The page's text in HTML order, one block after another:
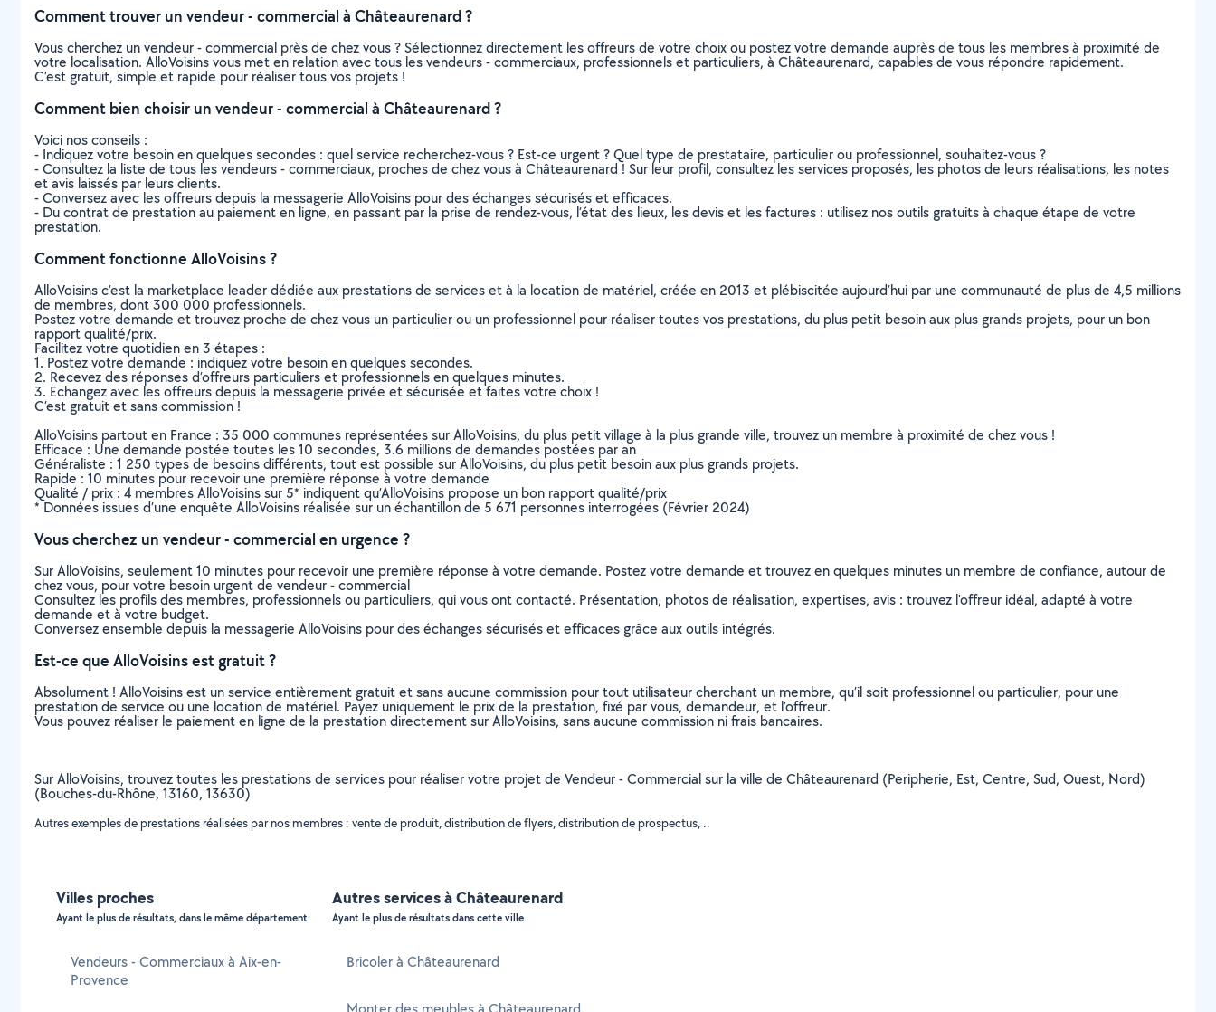
Comment trouver un vendeur - commercial à Châteaurenard ?
Vous cherchez un vendeur - commercial près de chez vous ? Sélectionnez directement les offreurs de votre choix ou postez votre demande auprès de tous les membres à proximité de
votre localisation. AlloVoisins vous met en relation avec tous les vendeurs - commerciaux, professionnels et particuliers, à Châteaurenard, capables de vous répondre rapidement.
C’est gratuit, simple et rapide pour réaliser tous vos projets !
Comment bien choisir un vendeur - commercial à Châteaurenard ?
Voici nos conseils :
- Indiquez votre besoin en quelques secondes : quel service recherchez-vous ? Est-ce urgent ? Quel type de prestataire, particulier ou professionnel, souhaitez-vous ?
- Consultez la liste de tous les vendeurs - commerciaux, proches de chez vous à Châteaurenard ! Sur leur profil, consultez les services proposés, les photos de leurs réalisations, les notes
et avis laissés par leurs clients.
- Conversez avec les offreurs depuis la messagerie AlloVoisins pour des échanges sécurisés et efficaces.
- Du contrat de prestation au paiement en ligne, en passant par la prise de rendez-vous, l’état des lieux, les devis et les factures : utilisez nos outils gratuits à chaque étape de votre
prestation.
Comment fonctionne AlloVoisins ?
AlloVoisins c’est la marketplace leader dédiée aux prestations de services et à la location de matériel, créée en 2013 et plébiscitée aujourd’hui par une communauté de plus de 4,5 millions
de membres, dont 300 000 professionnels.
Postez votre demande et trouvez proche de chez vous un particulier ou un professionnel pour réaliser toutes vos prestations, du plus petit besoin aux plus grands projets, pour un bon
rapport qualité/prix.
Facilitez votre quotidien en 3 étapes :
1. Postez votre demande : indiquez votre besoin en quelques secondes.
2. Recevez des réponses d’offreurs particuliers et professionnels en quelques minutes.
3. Echangez avec les offreurs depuis la messagerie privée et sécurisée et faites votre choix !
C’est gratuit et sans commission !
AlloVoisins partout en France : 35 000 communes représentées sur AlloVoisins, du plus petit village à la plus grande ville, trouvez un membre à proximité de chez vous !
Efficace : Une demande postée toutes les 10 secondes, 3.6 millions de demandes postées par an
Généraliste : 1 250 types de besoins différents, tout est possible sur AlloVoisins, du plus petit besoin aux plus grands projets.
Rapide : 10 minutes pour recevoir une première réponse à votre demande
Qualité / prix : 4 membres AlloVoisins sur 5* indiquent qu’AlloVoisins propose un bon rapport qualité/prix
* Données issues d’une enquête AlloVoisins réalisée sur un échantillon de 5 671 personnes interrogées (Février 2024)
Vous cherchez un vendeur - commercial en urgence ?
Sur AlloVoisins, seulement 10 minutes pour recevoir une première réponse à votre demande. Postez votre demande et trouvez en quelques minutes un membre de confiance, autour de
chez vous, pour votre besoin urgent de vendeur - commercial
Consultez les profils des membres, professionnels ou particuliers, qui vous ont contacté. Présentation, photos de réalisation, expertises, avis : trouvez l'offreur idéal, adapté à votre
demande et à votre budget.
Conversez ensemble depuis la messagerie AlloVoisins pour des échanges sécurisés et efficaces grâce aux outils intégrés.
Est-ce que AlloVoisins est gratuit ?
Absolument ! AlloVoisins est un service entièrement gratuit et sans aucune commission pour tout utilisateur cherchant un membre, qu’il soit professionnel ou particulier, pour une
prestation de service ou une location de matériel. Payez uniquement le prix de la prestation, fixé par vous, demandeur, et l’offreur.
Vous pouvez réaliser le paiement en ligne de la prestation directement sur AlloVoisins, sans aucune commission ni frais bancaires.
Sur AlloVoisins, trouvez toutes les prestations de services pour réaliser votre projet de Vendeur - Commercial sur la ville de Châteaurenard (Peripherie, Est, Centre, Sud, Ouest, Nord)
(Bouches-du-Rhône, 13160, 13630)
Autres exemples de prestations réalisées par nos membres : vente de produit, distribution de flyers, distribution de prospectus, ..
Villes proches
Ayant le plus de résultats, dans le même département
Vendeurs - Commerciaux à Aix-en-
Provence
Autres services à Châteaurenard
Ayant le plus de résultats dans cette ville
Bricoler à Châteaurenard